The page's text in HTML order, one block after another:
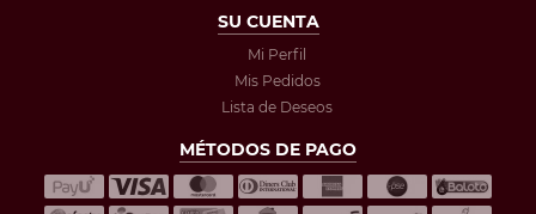
SU CUENTA
Mi Perfil
Mis Pedidos
Lista de Deseos
MÉTODOS DE PAGO